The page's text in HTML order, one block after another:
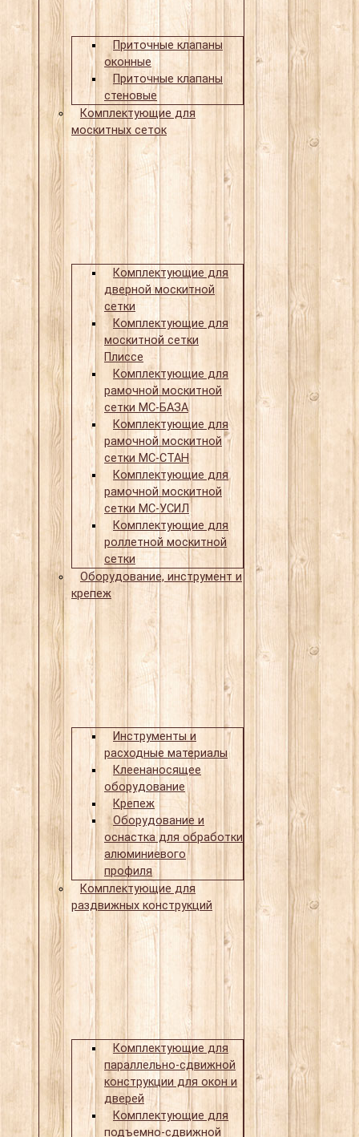
Приточные клапаны
оконные
Приточные клапаны
стеновые
Комплектующие для
москитных сеток
Комплектующие для
дверной москитной
сетки
Комплектующие для
москитной сетки
Плиссе
Комплектующие для
рамочной москитной
сетки МС-БАЗА
Комплектующие для
рамочной москитной
сетки МС-СТАН
Комплектующие для
рамочной москитной
сетки МС-УСИЛ
Комплектующие для
роллетной москитной
сетки
Оборудование, инструмент и
крепеж
Инструменты и
расходные материалы
Клеенаносящее
оборудование
Крепеж
Оборудование и
оснастка для обработки
алюминиевого
профиля
Комплектующие для
раздвижных конструкций
Комплектующие для
параллельно-сдвижной
конструкции для окон и
дверей
Комплектующие для
подъемно-сдвижной